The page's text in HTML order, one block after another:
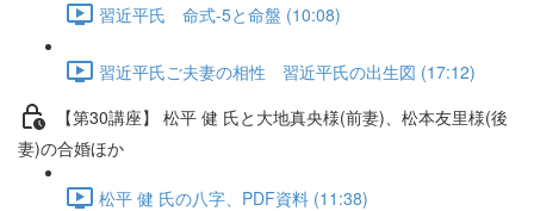
習近平氏 命式-5と命盤 (10:08)
習近平氏ご夫妻の相性 習近平氏の出生図 (17:12)
【第30講座】 松平 健 氏と大地真央様(前妻)、松本友里様(後
妻)の合婚ほか
松平 健 氏の八字、PDF資料 (11:38)